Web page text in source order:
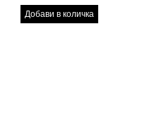
ПРОИЗВОДИТЕЛНОСТ